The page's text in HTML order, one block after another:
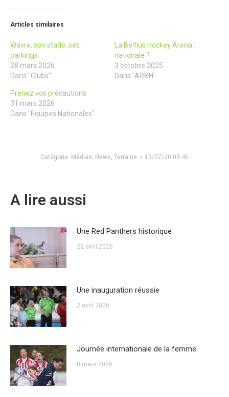
Articles similaires
Wavre, son stade, ses
parkings
28 mars 2026
Dans "Clubs"
La Belfius Hockey Arena :
nationale ?
3 octobre 2025
Dans "ARBH"
Prenez vos précautions
31 mars 2026
Dans "Equipes Nationales"
Catégorie Médias, News, Terrains 13/07/20 09:45
A lire aussi
Une Red Panthers historique
22 avril 2026
Une inauguration réussie
2 avril 2026
Journée internationale de la femme
8 mars 2026